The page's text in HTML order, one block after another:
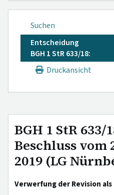
Suchen
Entscheidung
BGH 1 StR 633/18:
Druckansicht
BGH 1 StR 633/
Beschluss vom
2019 (LG
Verwerfung der Revision